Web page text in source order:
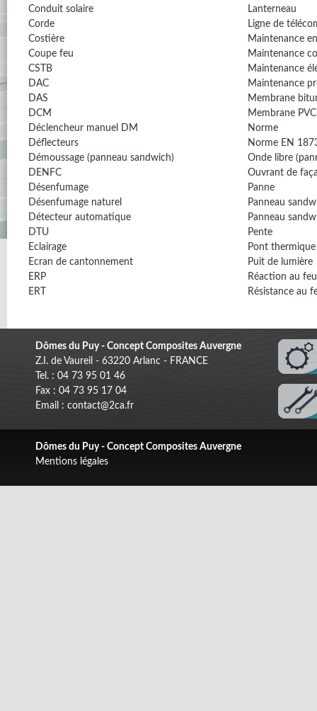
Conduit solaire
Corde
Costière
Coupe feu
CSTB
DAC
DAS
DCM
Déclencheur manuel DM
Déflecteurs
Démoussage (panneau sandwich)
DENFC
Désenfumage
Désenfumage naturel
Détecteur automatique
DTU
Eclairage
Ecran de cantonnement
ERP
ERT
Lanterneau
Ligne de
Maintenance
Maintenance
Maintenance
Maintenance
Membrane
Membrane PVC
Norme
Norme EN
Onde libre
Ouvrant de
Panne
Panneau
Panneau
Pente
Pont thermique
Puit de lumière
Réaction au feu
Résistance au
Dômes du Puy - Concept Composites Auvergne
Z.I. de Vaureil - 63220 Arlanc - FRANCE
Tel. : 04 73 95 01 46
Fax : 04 73 95 17 04
Email : contact@2ca.fr
Dômes du Puy - Concept Composites Auvergne
Mentions légales